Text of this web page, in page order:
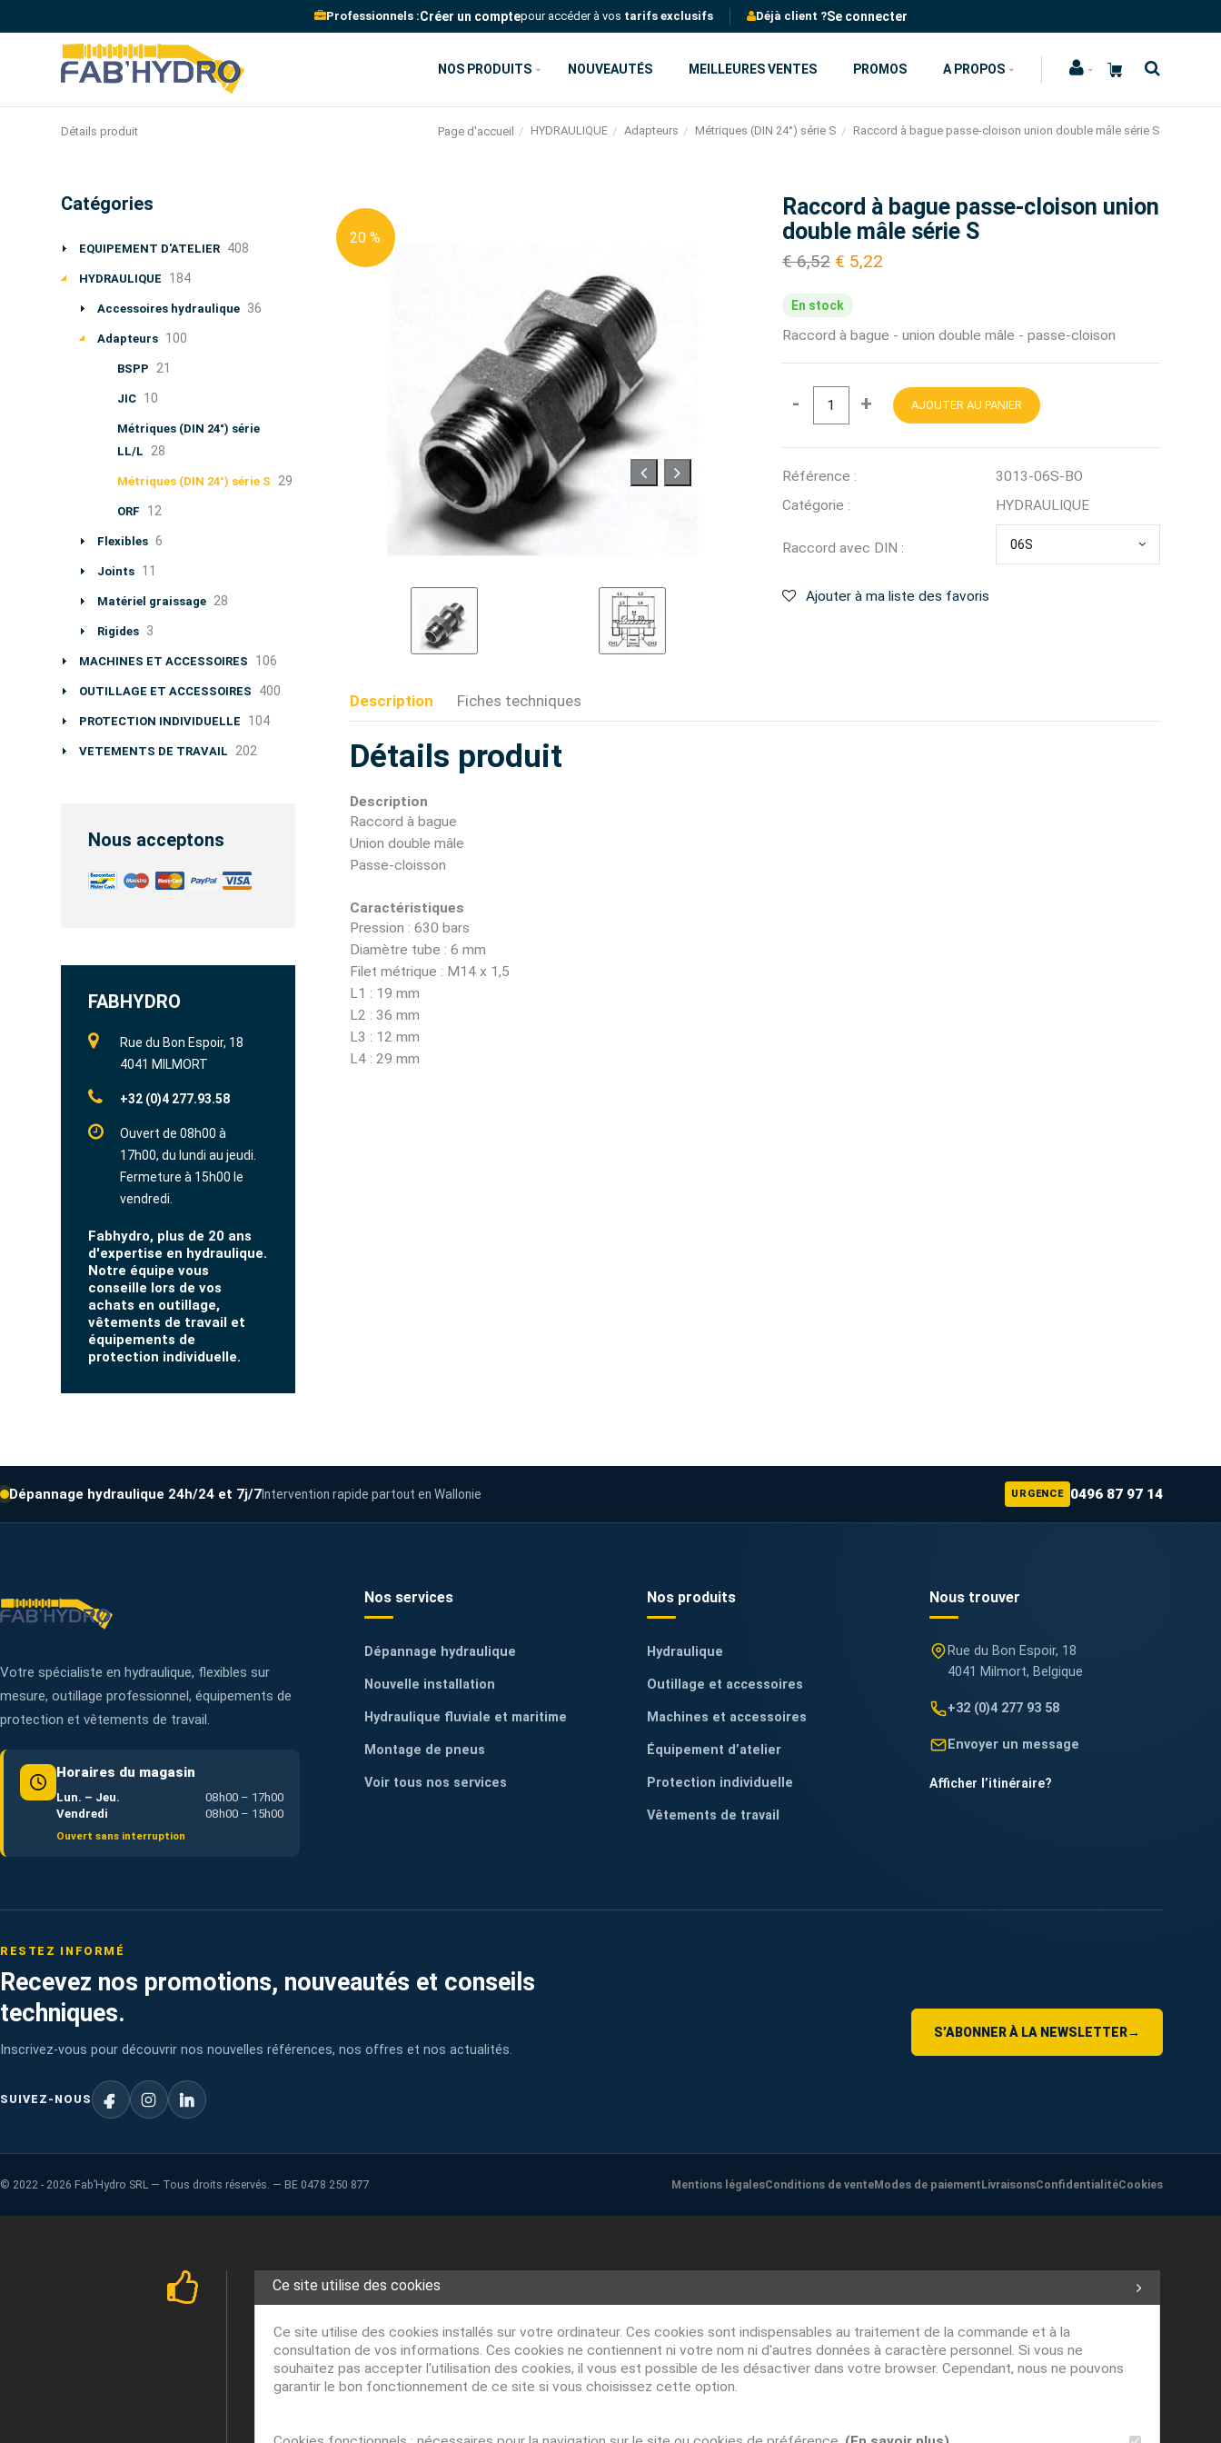
Professionnels :Créer un comptepour accéder à vos tarifs exclusifs Déjà client ?Se connecter
NOS PRODUITS NOUVEAUTÉS MEILLEURES VENTES PROMOS A PROPOS
Détails produit Page d'accueil HYDRAULIQUE Adapteurs Métriques (DIN 24°) série S Raccord à bague passe-cloison union double mâle série S
20 %
Raccord à bague passe-cloison union
double mâle série S
€ 6,52 € 5,22
En stock
Raccord à bague - union double mâle - passe-cloison
- + AJOUTER AU PANIER
Référence :
3013-06S-BO
Catégorie :
HYDRAULIQUE
Raccord avec DIN : 06S
Ajouter à ma liste des favoris
Description Fiches techniques
Détails produit
Description
Raccord à bague
Union double mâle
Passe-cloisson
Caractéristiques
Pression : 630 bars
Diamètre tube : 6 mm
Filet métrique : M14 x 1,5
L1 : 19 mm
L2 : 36 mm
L3 : 12 mm
L4 : 29 mm
Catégories
EQUIPEMENT D'ATELIER 408
HYDRAULIQUE 184
Accessoires hydraulique 36
Adapteurs 100
BSPP 21
JIC 10
Métriques (DIN 24°) série
LL/L
28
Métriques (DIN 24°) série S 29
ORF 12
Flexibles 6
Joints 11
Matériel graissage 28
Rigides 3
MACHINES ET ACCESSOIRES 106
OUTILLAGE ET ACCESSOIRES 400
PROTECTION INDIVIDUELLE 104
VETEMENTS DE TRAVAIL 202
Nous acceptons
FABHYDRO
Rue du Bon Espoir, 18
4041 MILMORT
+32 (0)4 277.93.58
Ouvert de 08h00 à
17h00, du lundi au jeudi.
Fermeture à 15h00 le
vendredi.
Fabhydro, plus de 20 ans
d'expertise en hydraulique.
Notre équipe vous
conseille lors de vos
achats en outillage,
vêtements de travail et
équipements de
protection individuelle.
Dépannage hydraulique 24h/24 et 7j/7Intervention rapide partout en Wallonie URGENCE 0496 87 97 14
Votre spécialiste en hydraulique, flexibles sur
mesure, outillage professionnel, équipements de
protection et vêtements de travail.
Horaires du magasin
Lun. – Jeu.
08h00 – 17h00
Vendredi
08h00 – 15h00
Ouvert sans interruption
Nos services
Dépannage hydraulique
Nouvelle installation
Hydraulique fluviale et maritime
Montage de pneus
Voir tous nos services
Nos produits
Hydraulique
Outillage et accessoires
Machines et accessoires
Équipement d’atelier
Protection individuelle
Vêtements de travail
Nous trouver
Rue du Bon Espoir, 18
4041 Milmort, Belgique
+32 (0)4 277 93 58
Envoyer un message
Afficher l’itinéraire?
RESTEZ INFORMÉ
Recevez nos promotions, nouveautés et conseils
techniques.
Inscrivez-vous pour découvrir nos nouvelles références, nos offres et nos actualités.
SUIVEZ-NOUS
S’ABONNER À LA NEWSLETTER→
© 2022 - 2026 Fab’Hydro SRL — Tous droits réservés. — BE 0478 250 877 Mentions légalesConditions de venteModes de paiementLivraisonsConfidentialitéCookies
Ce site utilise des cookies
Ce site utilise des cookies installés sur votre ordinateur. Ces cookies sont indispensables au traitement de la commande et à la
consultation de vos informations. Ces cookies ne contiennent ni votre nom ni d'autres données à caractère personnel. Si vous ne
souhaitez pas accepter l'utilisation des cookies, il vous est possible de les désactiver dans votre browser. Cependant, nous ne pouvons
garantir le bon fonctionnement de ce site si vous choisissez cette option.